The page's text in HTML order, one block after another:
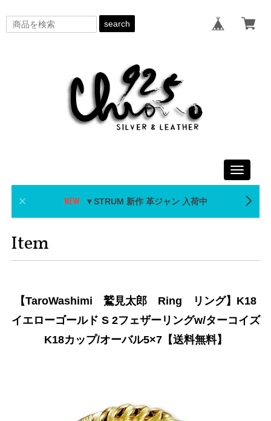
search
Toggle
▼STRUM 新作 革ジャン 入荷中
Item
【TaroWashimi 鷲見太郎 Ring リング】K18
イエローゴールド S 2フェザーリングw/ターコイズ
K18カップ/オーバル5×7【送料無料】